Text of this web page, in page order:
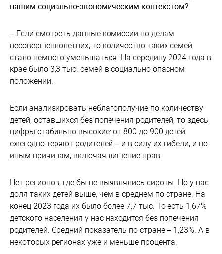
нашим социально-экономическим контекстом?
– Если смотреть данные комиссии по делам
несовершеннолетних, то количество таких семей
стало немного уменьшаться. На середину 2024 года в
крае было 3,3 тыс. семей в социально опасном
положении.
Если анализировать неблагополучие по количеству
детей, оставшихся без попечения родителей, то здесь
цифры стабильно высокие: от 800 до 900 детей
ежегодно теряют родителей – и в силу их гибели, и по
иным причинам, включая лишение прав.
Нет регионов, где бы не выявлялись сироты. Но у нас
доля таких детей выше, чем в среднем по стране. На
конец 2023 года их было более 7,7 тыс. То есть 1,67%
детского населения у нас находится без попечения
родителей. Средний показатель по стране – 1,23%. А в
некоторых регионах уже и меньше процента.